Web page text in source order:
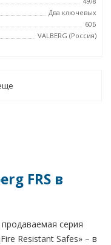
Два ключевых
60Б
VALBERG (Россия)
FRS в
серия
Resistant Safes» – в